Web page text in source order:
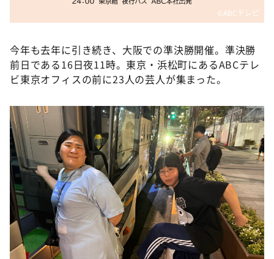
©️ABCテレビ
今年も去年に引き続き、大阪での準決勝開催。準決勝
前日である16日夜11時。東京・浜松町にあるABCテレ
ビ東京オフィスの前に23人の芸人が集まった。